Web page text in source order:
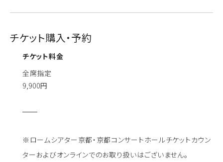
チケット購入・予約
チケット料金
全席指定
9,900円
※ロームシアター京都・京都コンサートホールチケットカウン
ターおよびオンラインでのお取り扱いはございません。